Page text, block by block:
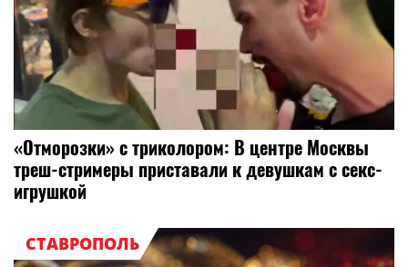
«Отморозки» с триколором: В центре Москвы
треш-стримеры приставали к девушкам с секс-
игрушкой
СТАВРОПОЛЬ